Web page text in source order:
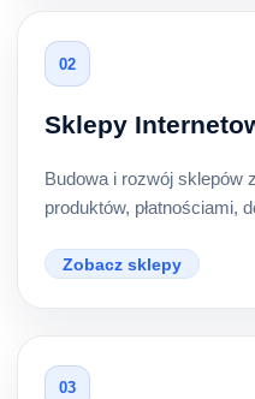
02
Sklepy
Budowa i rozwój sklepów
produktów, płatnościami,
Zobacz sklepy
03